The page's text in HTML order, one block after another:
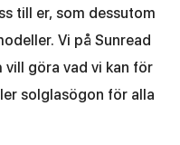
till er, som dessutom
Vi på Sunread
göra vad vi kan för
solglasögon för alla